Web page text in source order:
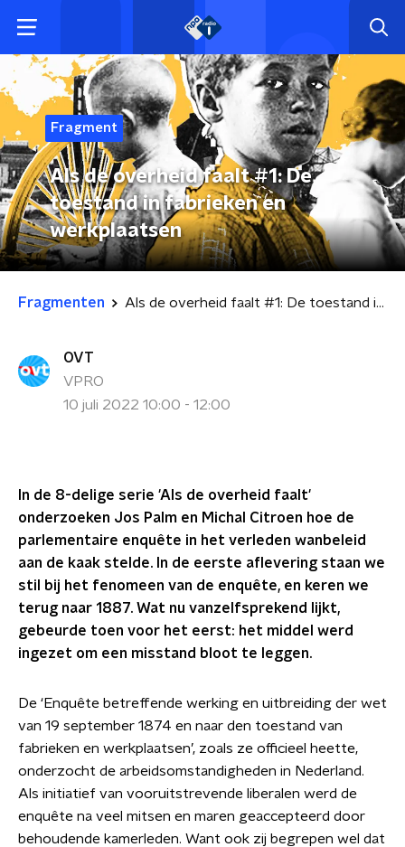
Fragment
Als de overheid faalt #1: De
toestand in fabrieken en
werkplaatsen
Fragmenten Als de overheid faalt #1: De toestand in fabrieken en werkplaatsen
OVT
VPRO
10 juli 2022 10:00 - 12:00
In de 8-delige serie 'Als de overheid faalt'
onderzoeken Jos Palm en Michal Citroen hoe de
parlementaire enquête in het verleden wanbeleid
aan de kaak stelde. In de eerste aflevering staan we
stil bij het fenomeen van de enquête, en keren we
terug naar 1887. Wat nu vanzelfsprekend lijkt,
gebeurde toen voor het eerst: het middel werd
ingezet om een misstand bloot te leggen.
De ‘Enquête betreffende werking en uitbreiding der wet
van 19 september 1874 en naar den toestand van
fabrieken en werkplaatsen’, zoals ze officieel heette,
onderzocht de arbeidsomstandigheden in Nederland.
Als initiatief van vooruitstrevende liberalen werd de
enquête na veel mitsen en maren geaccepteerd door
behoudende kamerleden. Want ook zij begrepen wel dat